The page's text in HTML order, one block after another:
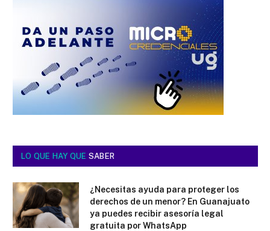
LO QUE HAY QUE SABER
¿Necesitas ayuda para proteger los
derechos de un menor? En Guanajuato
ya puedes recibir asesoría legal
gratuita por WhatsApp